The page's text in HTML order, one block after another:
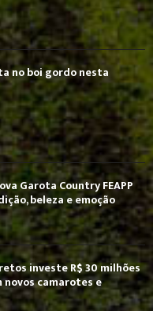
no boi gordo nesta
Garota Country FEAPP
beleza e emoção
investe R$ 30 milhões
novos camarotes e